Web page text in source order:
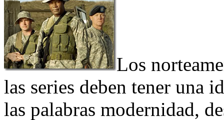
Los
las series deben tener una
las palabras modernidad,